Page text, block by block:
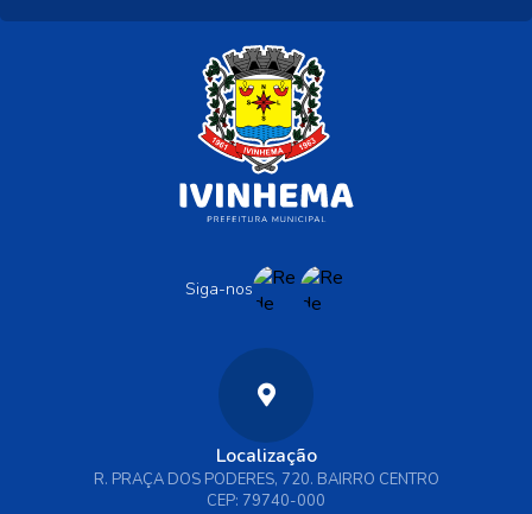
Siga-nos
Localização
R. PRAÇA DOS PODERES, 720. BAIRRO CENTRO
CEP: 79740-000